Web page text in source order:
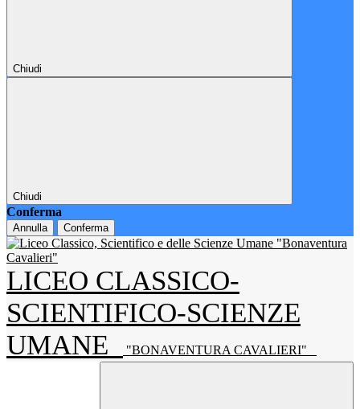
Chiudi
Chiudi
Conferma
Annulla Conferma
LICEO CLASSICO-
SCIENTIFICO-SCIENZE
UMANE
"BONAVENTURA CAVALIERI"